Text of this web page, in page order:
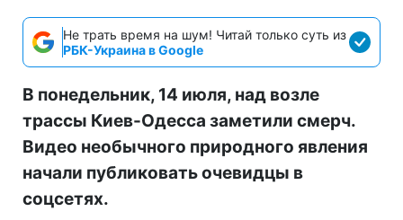
Не трать время на шум! Читай только суть из
РБК-Украина в Google
В понедельник, 14 июля, над возле
трассы Киев-Одесса заметили смерч.
Видео необычного природного явления
начали публиковать очевидцы в
соцсетях.